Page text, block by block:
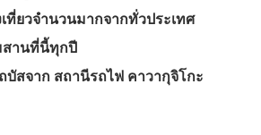
ที่ยวจำนวนมากจากทั่วประเทศ
สานที่นี้ทุกปี
บัสจาก สถานีรถไฟ คาวากุจิโกะ